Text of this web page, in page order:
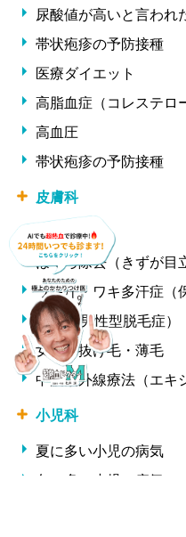
尿酸値が高いと言われ
帯状疱疹の予防接種
医療ダイエット
高脂血症（コレステロ
高血圧
帯状疱疹の予防接種
皮膚科
ニキビ治療
ほくろ除去（きずが目
ワキ汗・ワキ多汗症（
AGA（男性型脱毛症）
女性の抜け毛・薄毛
中波紫外線療法（エキ
小児科
夏に多い小児の病気
冬に多い小児の病気